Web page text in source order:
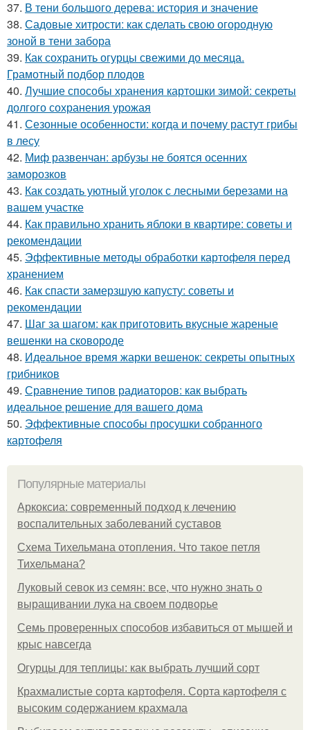
37. В тени большого дерева: история и значение
38. Садовые хитрости: как сделать свою огородную
зоной в тени забора
39. Как сохранить огурцы свежими до месяца.
Грамотный подбор плодов
40. Лучшие способы хранения картошки зимой: секреты
долгого сохранения урожая
41. Сезонные особенности: когда и почему растут грибы
в лесу
42. Миф развенчан: арбузы не боятся осенних
заморозков
43. Как создать уютный уголок с лесными березами на
вашем участке
44. Как правильно хранить яблоки в квартире: советы и
рекомендации
45. Эффективные методы обработки картофеля перед
хранением
46. Как спасти замерзшую капусту: советы и
рекомендации
47. Шаг за шагом: как приготовить вкусные жареные
вешенки на сковороде
48. Идеальное время жарки вешенок: секреты опытных
грибников
49. Сравнение типов радиаторов: как выбрать
идеальное решение для вашего дома
50. Эффективные способы просушки собранного
картофеля
Популярные материалы
Аркоксиа: современный подход к лечению
воспалительных заболеваний суставов
Схема Тихельмана отопления. Что такое петля
Тихельмана?
Луковый севок из семян: все, что нужно знать о
выращивании лука на своем подворье
Семь проверенных способов избавиться от мышей и
крыс навсегда
Огурцы для теплицы: как выбрать лучший сорт
Крахмалистые сорта картофеля. Сорта картофеля с
высоким содержанием крахмала